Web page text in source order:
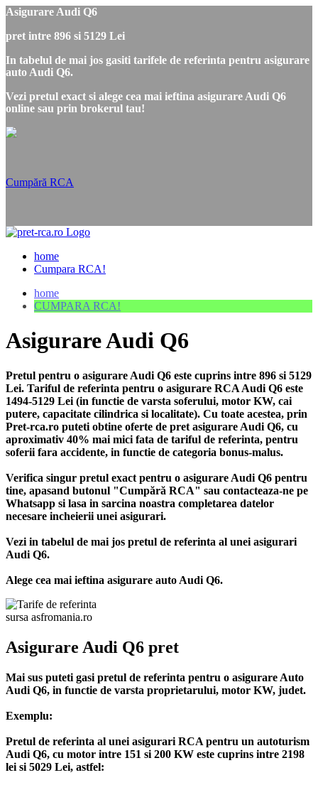
Asigurare Audi Q6
pret intre 896 si 5129 Lei
In tabelul de mai jos gasiti tarifele de referinta pentru asigurare
auto Audi Q6.
Vezi pretul exact si alege cea mai ieftina asigurare Audi Q6
online sau prin brokerul tau!
Cumpără RCA
home
Cumpara RCA!
home
CUMPARA RCA!
Asigurare Audi Q6
Pretul pentru o asigurare Audi Q6 este cuprins intre 896 si 5129
Lei. Tariful de referinta pentru o asigurare RCA Audi Q6 este
1494-5129 Lei (in functie de varsta soferului, motor KW, cai
putere, capacitate cilindrica si localitate). Cu toate acestea, prin
Pret-rca.ro puteti obtine oferte de pret asigurare Audi Q6, cu
aproximativ 40% mai mici fata de tariful de referinta, pentru
soferii fara accidente, in functie de categoria bonus-malus.
Verifica singur pretul exact pentru o asigurare Audi Q6 pentru
tine, apasand butonul "Cumpără RCA" sau contacteaza-ne pe
Whatsapp si lasa in sarcina noastra completarea datelor
necesare incheierii unei asigurari.
Vezi in tabelul de mai jos pretul de referinta al unei asigurari
Audi Q6.
Alege cea mai ieftina asigurare auto Audi Q6.
sursa asfromania.ro
Asigurare Audi Q6 pret
Mai sus puteti gasi pretul de referinta pentru o asigurare Auto
Audi Q6, in functie de varsta proprietarului, motor KW, judet.
Exemplu:
Pretul de referinta al unei asigurari RCA pentru un autoturism
Audi Q6, cu motor intre 151 si 200 KW este cuprins intre 2198
lei si 5029 Lei, astfel: